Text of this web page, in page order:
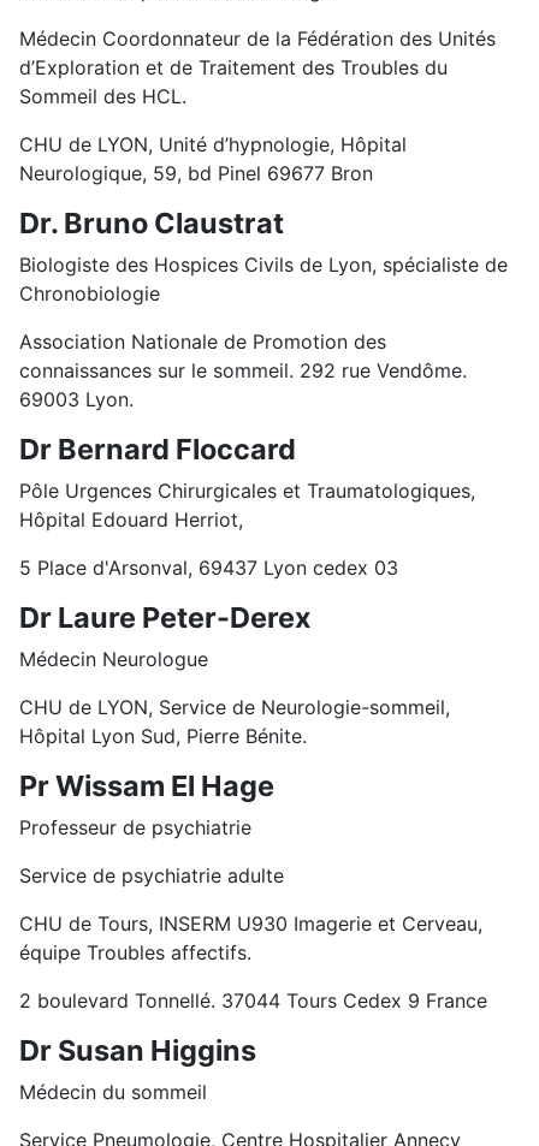
Médecin Coordonnateur de la Fédération des Unités
d’Exploration et de Traitement des Troubles du
Sommeil des HCL.
CHU de LYON, Unité d’hypnologie, Hôpital
Neurologique, 59, bd Pinel 69677 Bron
Dr. Bruno Claustrat
Biologiste des Hospices Civils de Lyon, spécialiste de
Chronobiologie
Association Nationale de Promotion des
connaissances sur le sommeil. 292 rue Vendôme.
69003 Lyon.
Dr Bernard Floccard
Pôle Urgences Chirurgicales et Traumatologiques,
Hôpital Edouard Herriot,
5 Place d'Arsonval, 69437 Lyon cedex 03
Dr Laure Peter-Derex
Médecin Neurologue
CHU de LYON, Service de Neurologie-sommeil,
Hôpital Lyon Sud, Pierre Bénite.
Pr Wissam El Hage
Professeur de psychiatrie
Service de psychiatrie adulte
CHU de Tours, INSERM U930 Imagerie et Cerveau,
équipe Troubles affectifs.
2 boulevard Tonnellé. 37044 Tours Cedex 9 France
Dr Susan Higgins
Médecin du sommeil
Service Pneumologie, Centre Hospitalier Annecy